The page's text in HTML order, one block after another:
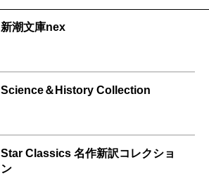
新潮文庫nex
Science＆History Collection
Star Classics 名作新訳コレクショ
ン